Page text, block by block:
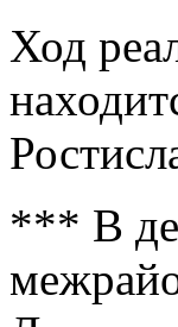
Ход
*** В